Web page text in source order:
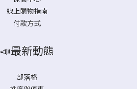
線上購物指南
付款方式
📣最新動態
部落格